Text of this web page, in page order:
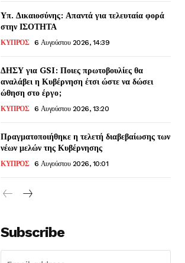
Υπ. Δικαιοσύνης: Απαντά για τελευταία φορά
στην ΙΣΟΤΗΤΑ
ΚΥΠΡΟΣ 6 Αυγούστου 2026, 14:39
ΔΗΣΥ για GSI: Ποιες πρωτοβουλίες θα
αναλάβει η Κυβέρνηση έτσι ώστε να δώσει
ώθηση στο έργο;
ΚΥΠΡΟΣ 6 Αυγούστου 2026, 13:20
Πραγματοποιήθηκε η τελετή διαβεβαίωσης των
νέων μελών της Κυβέρνησης
ΚΥΠΡΟΣ 6 Αυγούστου 2026, 10:01
Subscribe